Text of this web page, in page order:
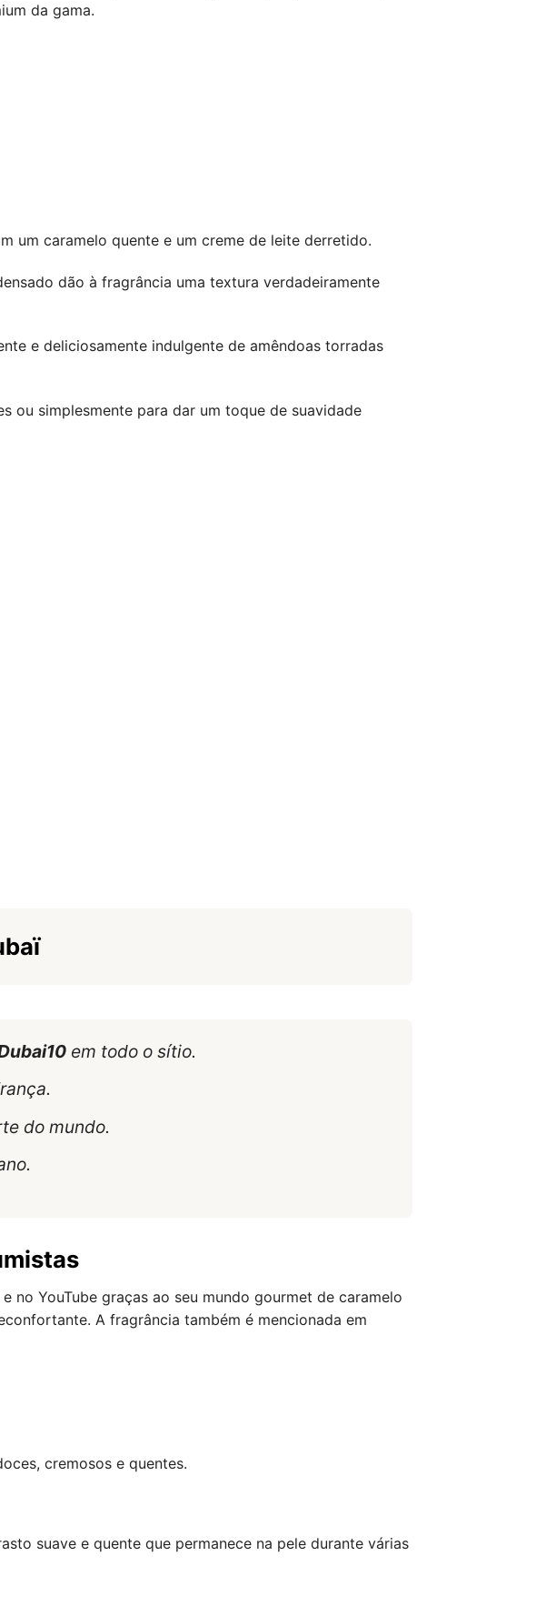
da gama.
um caramelo quente e um creme de leite derretido.
dão à fragrância uma textura verdadeiramente
e deliciosamente indulgente de amêndoas torradas
ou simplesmente para dar um toque de suavidade
em todo o sítio.
do mundo.
no YouTube graças ao seu mundo gourmet de caramelo
A fragrância também é mencionada em
cremosos e quentes.
suave e quente que permanece na pele durante várias